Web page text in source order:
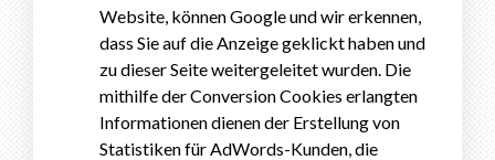
Website, können Google und wir erkennen,
dass Sie auf die Anzeige geklickt haben und
zu dieser Seite weitergeleitet wurden. Die
mithilfe der Conversion Cookies erlangten
Informationen dienen der Erstellung von
Statistiken für AdWords-Kunden, die